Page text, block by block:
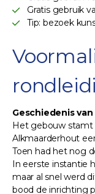
Gratis gebruik
Tip: bezoek
Geschiedenis
Het gebouw stamt
Alkmaarderhout
Toen had het nog
In eerste instantie
maar al snel werd
bood de inrichting